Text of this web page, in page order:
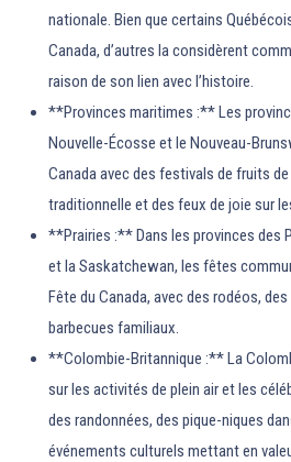
nationale. Bien que certains
Canada, d’autres la considèrent
raison de son lien avec l’histoire.
**Provinces maritimes :** Les
Nouvelle-Écosse et le Nouveau-
Canada avec des festivals de fruits
traditionnelle et des feux de joie sur
**Prairies :** Dans les provinces des
et la Saskatchewan, les fêtes
Fête du Canada, avec des rodéos,
barbecues familiaux.
**Colombie-Britannique :** La
sur les activités de plein air et les
des randonnées, des pique-niques
événements culturels mettant en